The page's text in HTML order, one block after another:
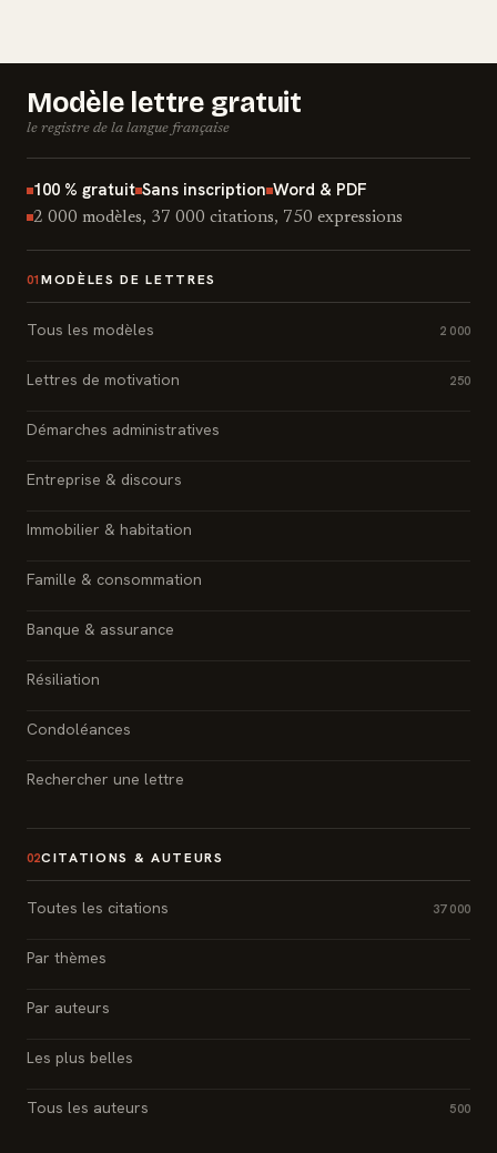
Modèle lettre gratuit
le registre de la langue française
100 % gratuit Sans inscription Word & PDF
2 000 modèles, 37 000 citations, 750 expressions
01 MODÈLES DE LETTRES
Tous les modèles 2 000
Lettres de motivation 250
Démarches administratives
Entreprise & discours
Immobilier & habitation
Famille & consommation
Banque & assurance
Résiliation
Condoléances
Rechercher une lettre
02CITATIONS & AUTEURS
Toutes les citations 37 000
Par thèmes
Par auteurs
Les plus belles
Tous les auteurs 500